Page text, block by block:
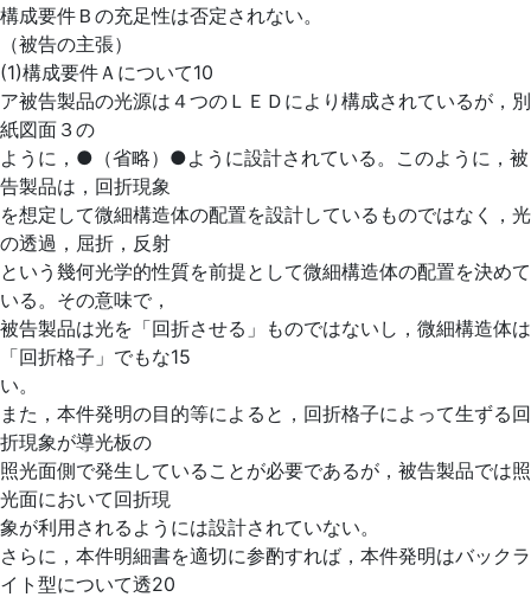
構成要件Ｂの充足性は否定されない。
（被告の主張）
(1)構成要件Ａについて10
ア被告製品の光源は４つのＬＥＤにより構成されているが，別
紙図面３の
ように，●（省略）●ように設計されている。このように，被
告製品は，回折現象
を想定して微細構造体の配置を設計しているものではなく，光
の透過，屈折，反射
という幾何光学的性質を前提として微細構造体の配置を決めて
いる。その意味で，
被告製品は光を「回折させる」ものではないし，微細構造体は
「回折格子」でもな15
い。
また，本件発明の目的等によると，回折格子によって生ずる回
折現象が導光板の
照光面側で発生していることが必要であるが，被告製品では照
光面において回折現
象が利用されるようには設計されていない。
さらに，本件明細書を適切に参酌すれば，本件発明はバックラ
イト型について透20